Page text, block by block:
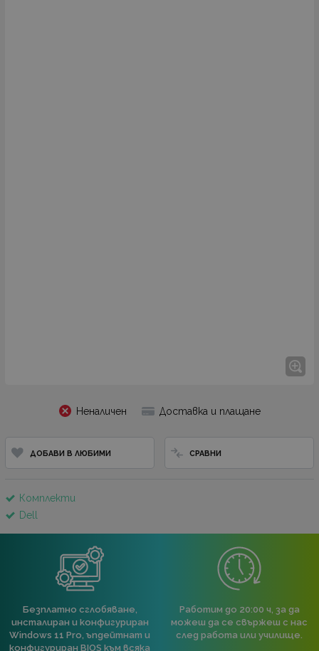
Неналичен Доставка и плащане
ДОБАВИ В ЛЮБИМИ СРАВНИ
Комплекти
Dell
Безплатно сглобяване,
инсталиран и конфигуриран
Windows 11 Pro, ъпдейтнат и
конфигуриран BIOS към всяка
Работим до 20:00 ч, за да
можеш да се свържеш с нас
след работа или училище.